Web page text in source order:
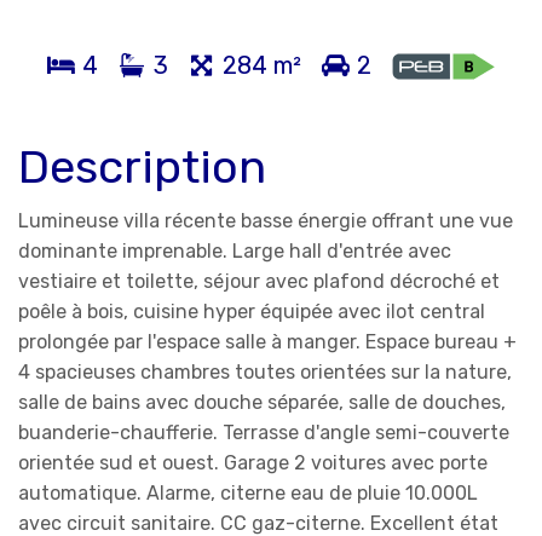
4 3 284 m² 2
Description
Lumineuse villa récente basse énergie offrant une vue
dominante imprenable. Large hall d'entrée avec
vestiaire et toilette, séjour avec plafond décroché et
poêle à bois, cuisine hyper équipée avec ilot central
prolongée par l'espace salle à manger. Espace bureau +
4 spacieuses chambres toutes orientées sur la nature,
salle de bains avec douche séparée, salle de douches,
buanderie-chaufferie. Terrasse d'angle semi-couverte
orientée sud et ouest. Garage 2 voitures avec porte
automatique. Alarme, citerne eau de pluie 10.000L
avec circuit sanitaire. CC gaz-citerne. Excellent état